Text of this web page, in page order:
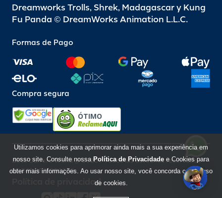
Dreamworks Trolls, Shrek, Madagascar y Kung
Fu Panda © DreamWorks Animation L.L.C.
Formas de Pago
Compra segura
ÓTIMO
Beto Carrero World @ 2026 / Todos los derechos reservados
85.248.987/0001-10
Política de privacidad
Utilizamos cookies para aprimorar ainda mais a sua experiência em
nosso site. Consulte nossa Política de Privacidade e Cookies para
obter mais informações. Ao usar nosso site, você concorda com o uso
de cookies.